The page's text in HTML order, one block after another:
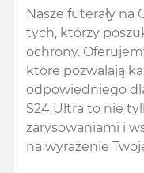
Nasze futerały na
tych, którzy
ochrony.
które pozwalają
odpowiedniego
S24 Ultra to nie
zarysowaniami i
na wyrażenie